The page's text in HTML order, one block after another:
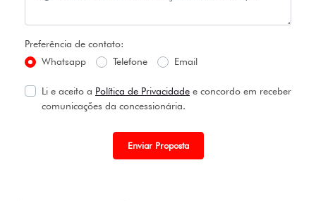
Preferência de contato:
Whatsapp
Telefone Email
Li e aceito a Política de Privacidade e concordo em receber
comunicações da concessionária.
Enviar Proposta